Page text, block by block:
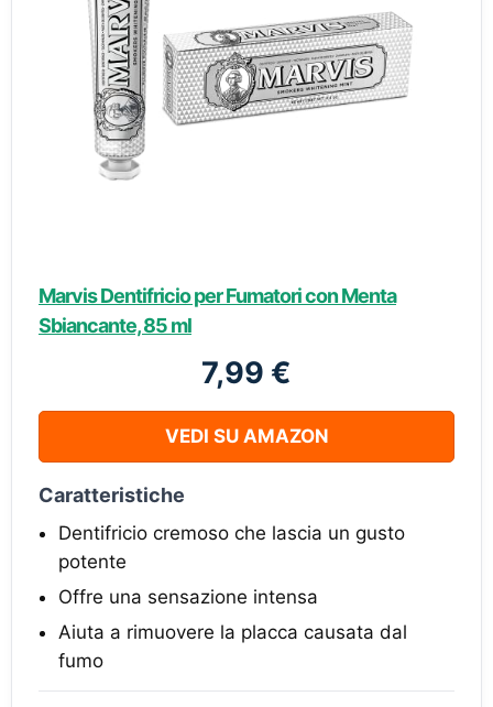
Marvis Dentifricio per Fumatori con Menta
Sbiancante, 85 ml
7,99 €
VEDI SU AMAZON
Caratteristiche
Dentifricio cremoso che lascia un gusto
potente
Offre una sensazione intensa
Aiuta a rimuovere la placca causata dal
fumo